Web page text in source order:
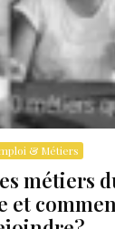
& Métiers
métiers
et